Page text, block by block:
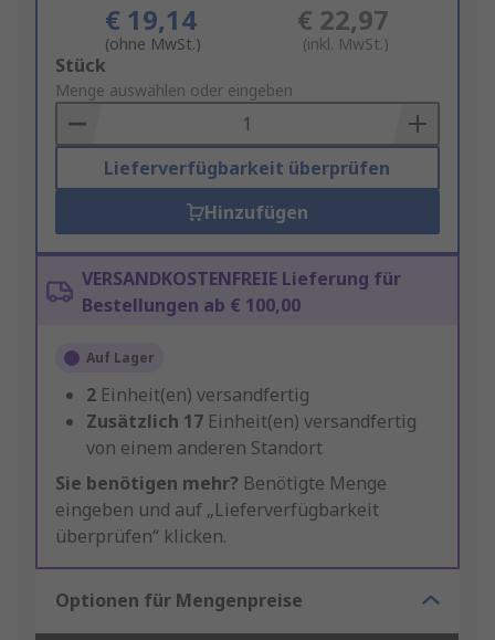
€ 19,14
(ohne MwSt.)
€ 22,97
(inkl. MwSt.)
Add
to
Basket
Stück
Menge auswählen oder eingeben
Lieferverfügbarkeit überprüfen
Hinzufügen
VERSANDKOSTENFREIE Lieferung für
Bestellungen ab € 100,00
Auf Lager
2 Einheit(en) versandfertig
Zusätzlich 17 Einheit(en) versandfertig
von einem anderen Standort
Sie benötigen mehr? Benötigte Menge
eingeben und auf „Lieferverfügbarkeit
überprüfen“ klicken.
Optionen für Mengenpreise